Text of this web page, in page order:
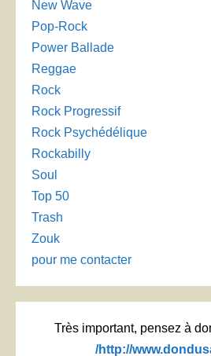
New Wave
Pop-Rock
Power Ballade
Reggae
Rock
Rock Progressif
Rock Psychédélique
Rockabilly
Soul
Top 50
Trash
Zouk
pour me contacter
Très important, pensez à
/http://